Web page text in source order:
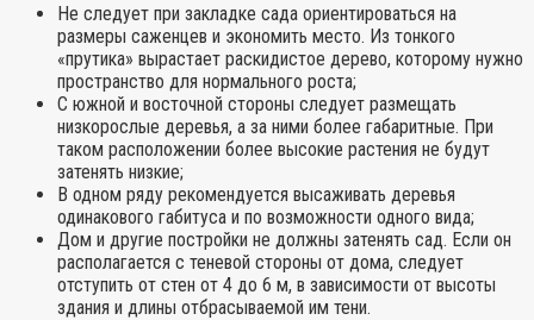
Не следует при закладке сада ориентироваться на
размеры саженцев и экономить место. Из тонкого
«прутика» вырастает раскидистое дерево, которому нужно
пространство для нормального роста;
С южной и восточной стороны следует размещать
низкорослые деревья, а за ними более габаритные. При
таком расположении более высокие растения не будут
затенять низкие;
В одном ряду рекомендуется высаживать деревья
одинакового габитуса и по возможности одного вида;
Дом и другие постройки не должны затенять сад. Если он
располагается с теневой стороны от дома, следует
отступить от стен от 4 до 6 м, в зависимости от высоты
здания и длины отбрасываемой им тени.